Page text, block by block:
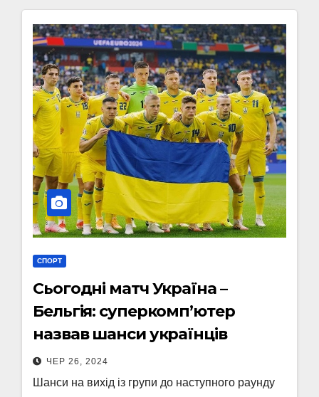
СПОРТ
Сьогодні матч Україна –
Бельгія: суперкомп’ютер
назвав шанси українців
ЧЕР 26, 2024
Шанси на вихід із групи до наступного раунду